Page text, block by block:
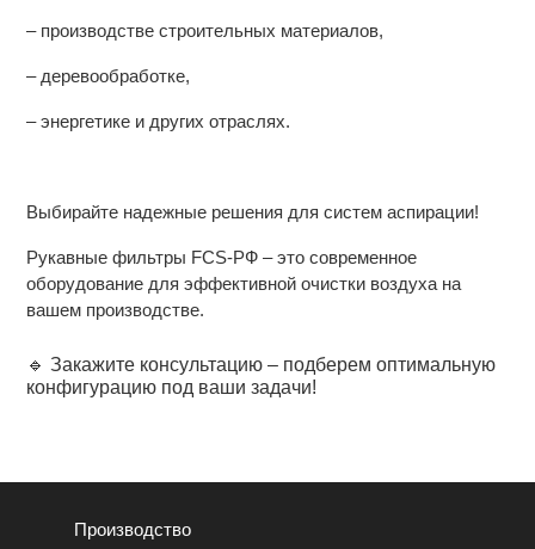
– производстве строительных материалов,
– деревообработке,
– энергетике и других отраслях.
Выбирайте надежные решения для систем аспирации!
Рукавные фильтры FCS-РФ – это современное
оборудование для эффективной очистки воздуха на
вашем производстве.
🔹 Закажите консультацию – подберем оптимальную
конфигурацию под ваши задачи!
Производство